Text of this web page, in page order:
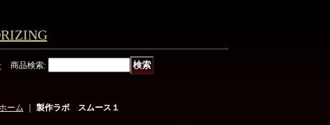
商品検索:
ーム 製作ラボ スムース１